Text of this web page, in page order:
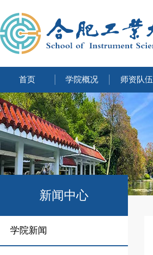
首页 学院概况 师资队伍
新闻中心
学院新闻